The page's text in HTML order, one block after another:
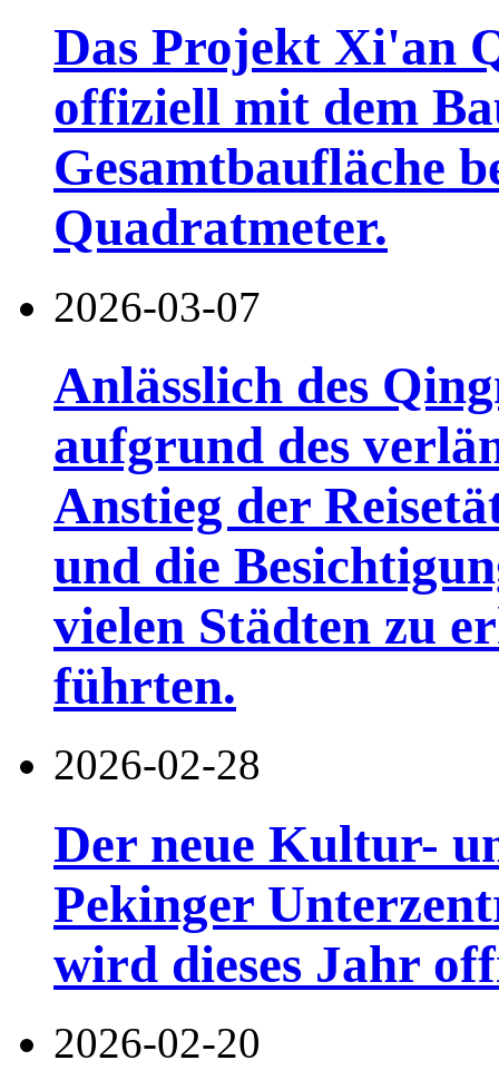
Das Projekt Xi'an
offiziell mit dem
Gesamtbaufläche
Quadratmeter.
2026-03-07
Anlässlich des
aufgrund des
Anstieg der
und die
vielen Städten zu
führten.
2026-02-28
Der neue Kultur-
Pekinger
wird dieses Jahr
2026-02-20